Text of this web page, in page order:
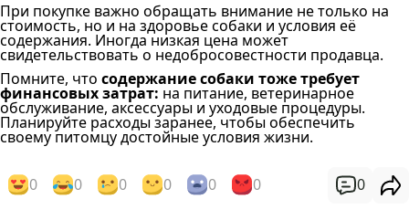
При покупке важно обращать внимание не только на
стоимость, но и на здоровье собаки и условия её
содержания. Иногда низкая цена может
свидетельствовать о недобросовестности продавца.
Помните, что содержание собаки тоже требует
финансовых затрат: на питание, ветеринарное
обслуживание, аксессуары и уходовые процедуры.
Планируйте расходы заранее, чтобы обеспечить
своему питомцу достойные условия жизни.
0 0 0 0 0 0 0